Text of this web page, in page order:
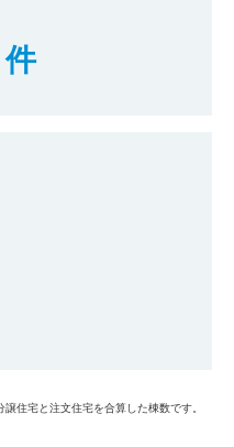
件
住宅と注文住宅を合算した棟数です。